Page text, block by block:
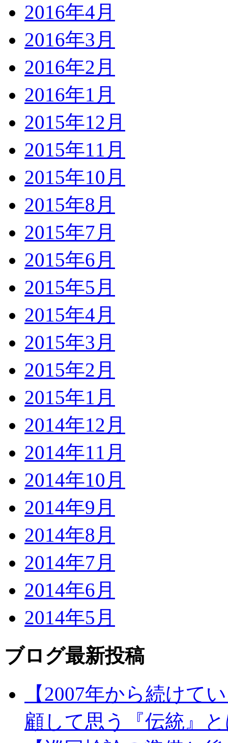
2016年4月
2016年3月
2016年2月
2016年1月
2015年12月
2015年11月
2015年10月
2015年8月
2015年7月
2015年6月
2015年5月
2015年4月
2015年3月
2015年2月
2015年1月
2014年12月
2014年11月
2014年10月
2014年9月
2014年8月
2014年7月
2014年6月
2014年5月
ブログ最新投稿
【2007年から続けて
顧して思う『伝統』